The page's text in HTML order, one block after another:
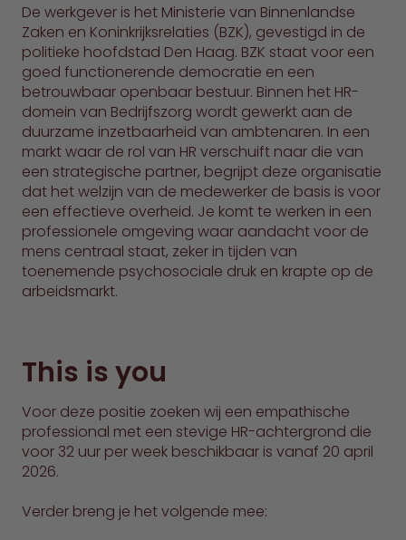
De werkgever is het Ministerie van Binnenlandse
Zaken en Koninkrijksrelaties (BZK), gevestigd in de
politieke hoofdstad Den Haag. BZK staat voor een
goed functionerende democratie en een
betrouwbaar openbaar bestuur. Binnen het HR-
domein van Bedrijfszorg wordt gewerkt aan de
duurzame inzetbaarheid van ambtenaren. In een
markt waar de rol van HR verschuift naar die van
een strategische partner, begrijpt deze organisatie
dat het welzijn van de medewerker de basis is voor
een effectieve overheid. Je komt te werken in een
professionele omgeving waar aandacht voor de
mens centraal staat, zeker in tijden van
toenemende psychosociale druk en krapte op de
arbeidsmarkt.
This is you
Voor deze positie zoeken wij een empathische
professional met een stevige HR-achtergrond die
voor 32 uur per week beschikbaar is vanaf 20 april
2026.
Verder breng je het volgende mee: